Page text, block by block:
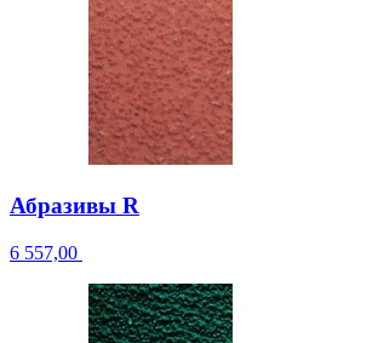
Абразивы R
6 557,00